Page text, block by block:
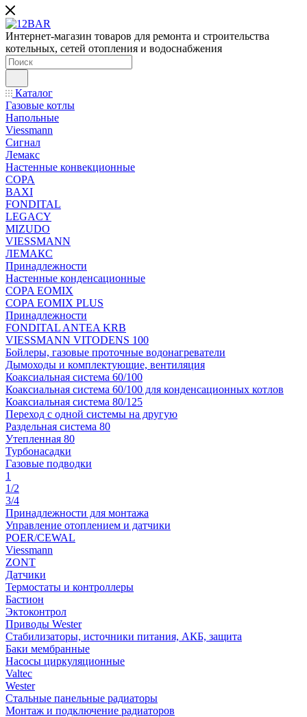
Интернет-магазин товаров для ремонта и строительства
котельных, сетей отопления и водоснабжения
Каталог
Газовые котлы
Напольные
Viessmann
Сигнал
Лемакс
Настенные конвекционные
COPA
BAXI
FONDITAL
LEGACY
MIZUDO
VIESSMANN
ЛЕМАКС
Принадлежности
Настенные конденсационные
COPA EOMIX
COPA EOMIX PLUS
Принадлежности
FONDITAL ANTEA KRB
VIESSMANN VITODENS 100
Бойлеры, газовые проточные водонагреватели
Дымоходы и комплектующие, вентиляция
Коаксиальная система 60/100
Коаксиальная система 60/100 для конденсационных котлов
Коаксиальная система 80/125
Переход с одной системы на другую
Раздельная система 80
Утепленная 80
Турбонасадки
Газовые подводки
1
1/2
3/4
Принадлежности для монтажа
Управление отоплением и датчики
POER/CEWAL
Viessmann
ZONT
Датчики
Термостаты и контроллеры
Бастион
Эктоконтрол
Приводы Wester
Стабилизаторы, источники питания, АКБ, защита
Баки мембранные
Насосы циркуляционные
Valtec
Wester
Стальные панельные радиаторы
Монтаж и подключение радиаторов